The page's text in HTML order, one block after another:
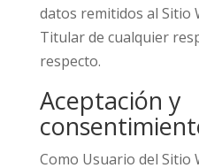
datos remitidos al Sitio
Titular de cualquier
respecto.
Aceptación y
Como Usuario del Sitio